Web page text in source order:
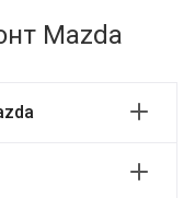
Mazda